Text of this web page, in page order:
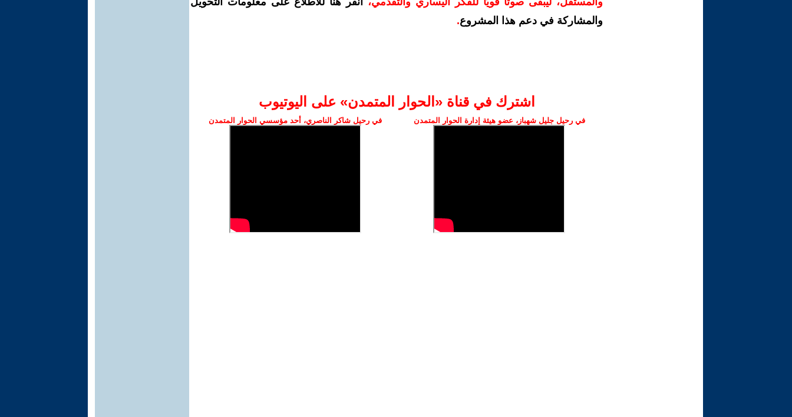
والمشاركة في دعم هذا المشروع.
اشترك في قناة ‫«الحوار المتمدن» على اليوتيوب
في رحيل جليل شهباز، عضو هيئة إدارة الحوار المتمدن في رحيل شاكر الناصري، أحد مؤسسي الحوار المتمدن